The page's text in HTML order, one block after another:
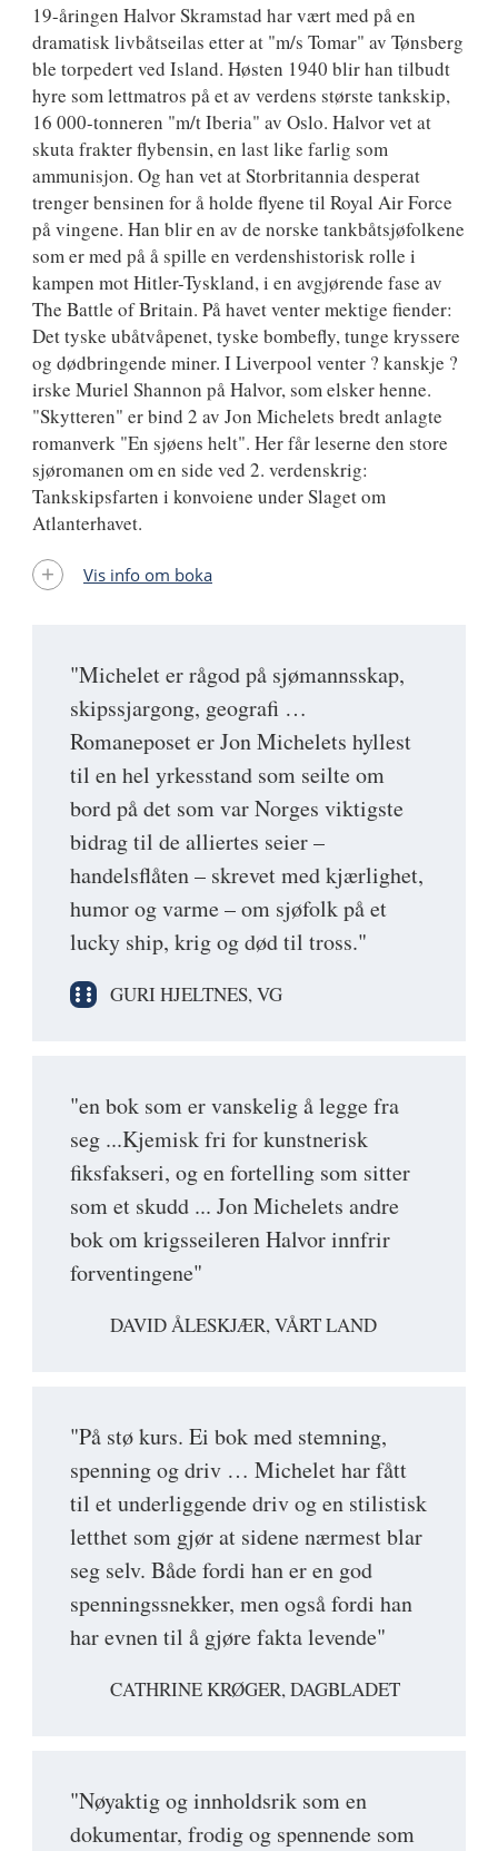
"Michelet er rågod på sjømannsskap,
skipssjargong, geografi …
Romaneposet er Jon Michelets hyllest
til en hel yrkesstand som seilte om
bord på det som var Norges viktigste
bidrag til de alliertes seier –
handelsflåten – skrevet med kjærlighet,
humor og varme – om sjøfolk på et
lucky ship, krig og død til tross."
GURI HJELTNES, VG
"en bok som er vanskelig å legge fra
seg ...Kjemisk fri for kunstnerisk
fiksfakseri, og en fortelling som sitter
som et skudd ... Jon Michelets andre
bok om krigsseileren Halvor innfrir
forventingene"
DAVID ÅLESKJÆR, VÅRT LAND
"På stø kurs. Ei bok med stemning,
spenning og driv … Michelet har fått
til et underliggende driv og en stilistisk
letthet som gjør at sidene nærmest blar
seg selv. Både fordi han er en god
spenningssnekker, men også fordi han
har evnen til å gjøre fakta levende"
CATHRINE KRØGER, DAGBLADET
"Nøyaktig og innholdsrik som en
dokumentar, frodig og spennende som
19-åringen Halvor Skramstad har vært med på en
dramatisk livbåtseilas etter at "m/s Tomar" av Tønsberg
ble torpedert ved Island. Høsten 1940 blir han tilbudt
hyre som lettmatros på et av verdens største tankskip,
16 000-tonneren "m/t Iberia" av Oslo. Halvor vet at
skuta frakter flybensin, en last like farlig som
ammunisjon. Og han vet at Storbritannia desperat
trenger bensinen for å holde flyene til Royal Air Force
på vingene. Han blir en av de norske tankbåtsjøfolkene
som er med på å spille en verdenshistorisk rolle i
kampen mot Hitler-Tyskland, i en avgjørende fase av
The Battle of Britain. På havet venter mektige fiender:
Det tyske ubåtvåpenet, tyske bombefly, tunge kryssere
og dødbringende miner. I Liverpool venter ? kanskje ?
irske Muriel Shannon på Halvor, som elsker henne.
"Skytteren" er bind 2 av Jon Michelets bredt anlagte
romanverk "En sjøens helt". Her får leserne den store
sjøromanen om en side ved 2. verdenskrig:
Tankskipsfarten i konvoiene under Slaget om
Atlanterhavet.
Vis info om boka